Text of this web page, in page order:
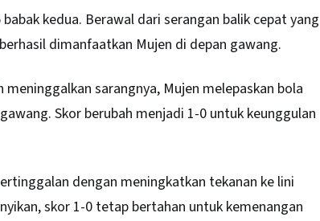
kedua. Berawal dari serangan balik cepat yang
dimanfaatkan Mujen di depan gawang.
sarangnya, Mujen melepaskan bola
Skor berubah menjadi 1-0 untuk keunggulan
dengan meningkatkan tekanan ke lini
skor 1-0 tetap bertahan untuk kemenangan